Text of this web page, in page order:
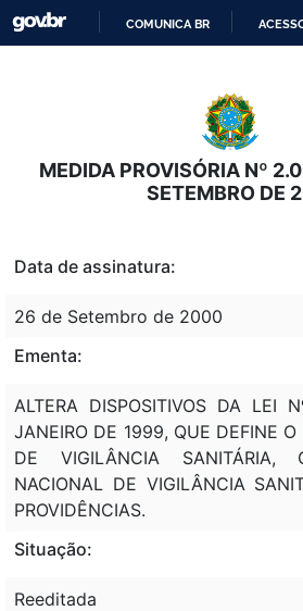
O
CONTEÚDO
COMUNICA BR
MEDIDA PROVISÓRIA Nº
SETEMBRO DE
Data de assinatura:
26 de Setembro de 2000
Ementa:
ALTERA DISPOSITIVOS DA LEI
JANEIRO DE 1999, QUE DEFINE
DE VIGILÂNCIA SANITÁRIA,
NACIONAL DE VIGILÂNCIA
PROVIDÊNCIAS.
Situação:
Reeditada